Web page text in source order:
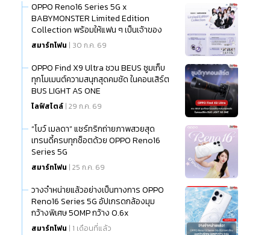
OPPO Reno16 Series 5G x
BABYMONSTER Limited Edition
Collection พร้อมให้แฟน ๆ เป็นเจ้าของ
แล้ว
สมาร์ทโฟน | 30 ก.ค. 69
OPPO Find X9 Ultra ชวน BEUS ซูมเก็บ
ทุกโมเมนต์ความสนุกสุดคมชัด ในคอนเสิร์ต
BUS LIGHT AS ONE
ไลฟ์สไตล์ | 29 ก.ค. 69
“โบว์ เมลดา” แชร์ทริกถ่ายภาพสวยสุด
เทรนดี้ครบทุกช็อตด้วย OPPO Reno16
Series 5G
สมาร์ทโฟน | 25 ก.ค. 69
วางจำหน่ายแล้วอย่างเป็นทางการ OPPO
Reno16 Series 5G อัปเกรดกล้องมุม
กว้างพิเศษ 50MP กว้าง 0.6x
สมาร์ทโฟน | 1 เดือนที่แล้ว